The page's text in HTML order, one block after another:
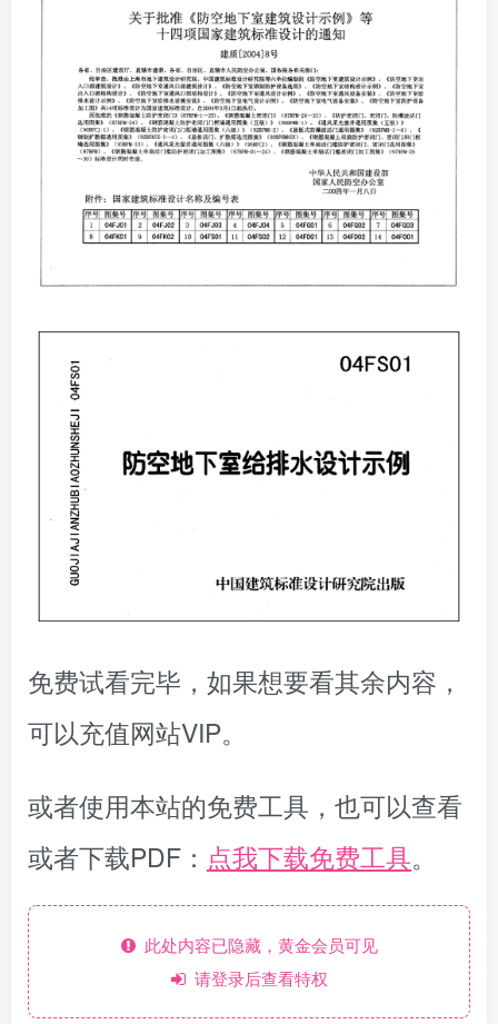
免费试看完毕，如果想要看其余内容，
可以充值网站VIP。
或者使用本站的免费工具，也可以查看
或者下载PDF： 点我下载免费工具。
此处内容已隐藏，黄金会员可见
请登录后查看特权